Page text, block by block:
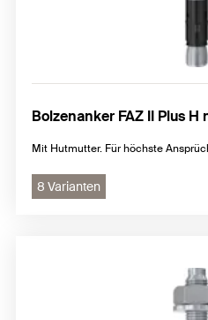
Bolzenanker FAZ II Plus
Mit Hutmutter. Für höchste
8 Varianten